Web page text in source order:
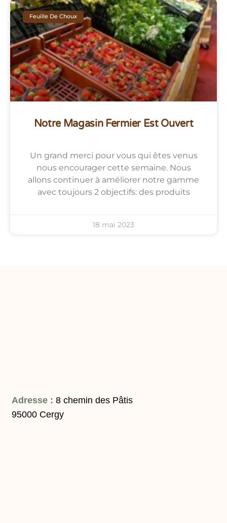
Feuille De Choux
Notre Magasin Fermier Est Ouvert
Un grand merci pour vous qui êtes venus
nous encourager cette semaine. Nous
allons continuer à améliorer notre gamme
avec toujours 2 objectifs: des produits
18 mai 2023
Adresse : 8 chemin des Pâtis
95000 Cergy